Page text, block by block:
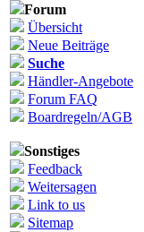
Forum
Übersicht
Neue Beiträge
Suche
Händler-Angebote
Forum FAQ
Boardregeln/AGB
Sonstiges
Feedback
Weitersagen
Link to us
Sitemap